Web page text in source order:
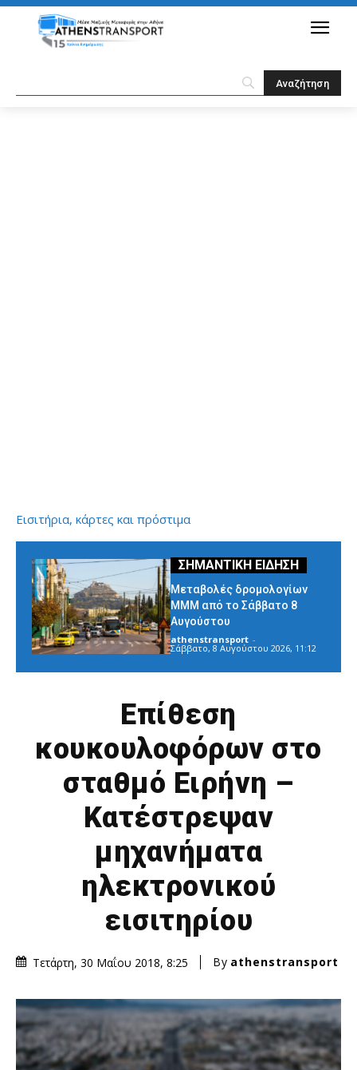
Εισιτήρια, κάρτες και πρόστιμα
Μεταβολές δρομολογίων
ΜΜΜ από το Σάββατο 8
Αυγούστου
athenstransport -
Σάββατο, 8 Αυγούστου 2026, 11:12
Επίθεση
κουκουλοφόρων στο
σταθμό Ειρήνη –
Κατέστρεψαν
μηχανήματα
ηλεκτρονικού
εισιτηρίου
Τετάρτη, 30 Μαΐου 2018, 8:25 By athenstransport